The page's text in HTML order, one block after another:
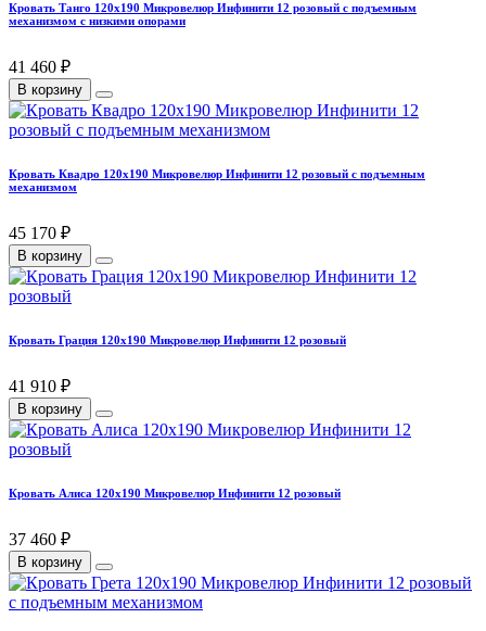
Кровать Танго 120х190 Микровелюр Инфинити 12 розовый с подъемным
механизмом с низкими опорами
41 460 ₽
В корзину
Кровать Квадро 120х190 Микровелюр Инфинити 12 розовый с подъемным
механизмом
45 170 ₽
В корзину
Кровать Грация 120х190 Микровелюр Инфинити 12 розовый
41 910 ₽
В корзину
Кровать Алиса 120х190 Микровелюр Инфинити 12 розовый
37 460 ₽
В корзину